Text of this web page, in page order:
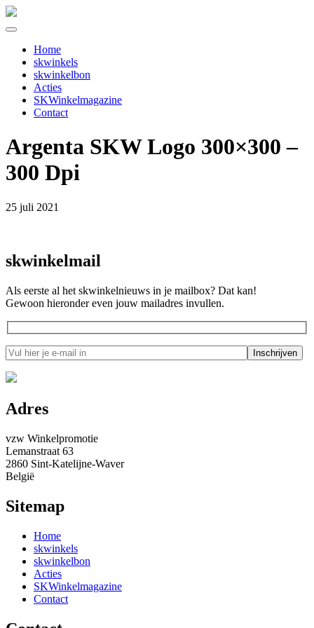
Home
skwinkels
skwinkelbon
Acties
SKWinkelmagazine
Contact
Argenta SKW Logo 300×300 –
300 Dpi
25 juli 2021
skwinkelmail
Als eerste al het skwinkelnieuws in je mailbox? Dat kan!
Gewoon hieronder even jouw mailadres invullen.
Adres
vzw Winkelpromotie
Lemanstraat 63
2860 Sint-Katelijne-Waver
België
Sitemap
Home
skwinkels
skwinkelbon
Acties
SKWinkelmagazine
Contact